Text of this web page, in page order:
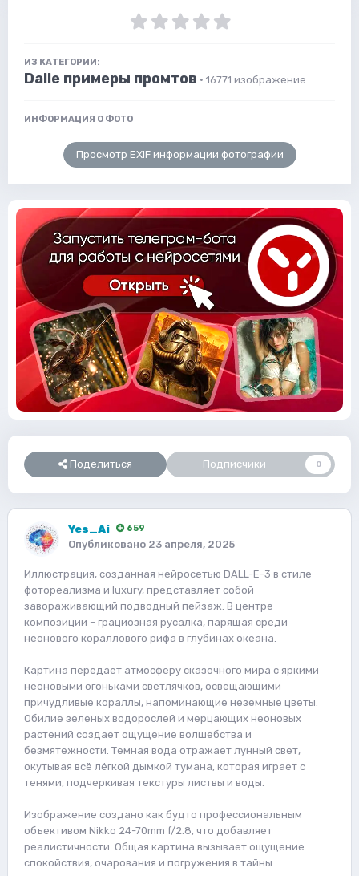
ИЗ КАТЕГОРИИ:
Dalle примеры промтов · 16771 изображение
ИНФОРМАЦИЯ О ФОТО
Просмотр EXIF информации фотографии
Поделиться Подписчики 0
Yes_Ai 659
Опубликовано 23 апреля, 2025
Иллюстрация, созданная нейросетью DALL-E-3 в стиле
фотореализма и luxury, представляет собой
завораживающий подводный пейзаж. В центре
композиции – грациозная русалка, парящая среди
неонового кораллового рифа в глубинах океана.
Картина передает атмосферу сказочного мира с яркими
неоновыми огоньками светлячков, освещающими
причудливые кораллы, напоминающие неземные цветы.
Обилие зеленых водорослей и мерцающих неоновых
растений создает ощущение волшебства и
безмятежности. Темная вода отражает лунный свет,
окутывая всё лёгкой дымкой тумана, которая играет с
тенями, подчеркивая текстуры листвы и воды.
Изображение создано как будто профессиональным
объективом Nikko 24-70mm f/2.8, что добавляет
реалистичности. Общая картина вызывает ощущение
спокойствия, очарования и погружения в тайны